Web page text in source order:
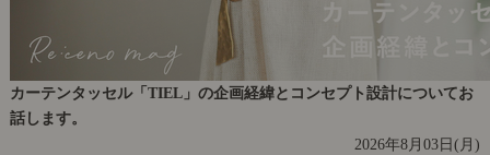
カーテンタッセル「TIEL」の企画経緯とコンセプト設計についてお
話します。
2026年8月03日(月)